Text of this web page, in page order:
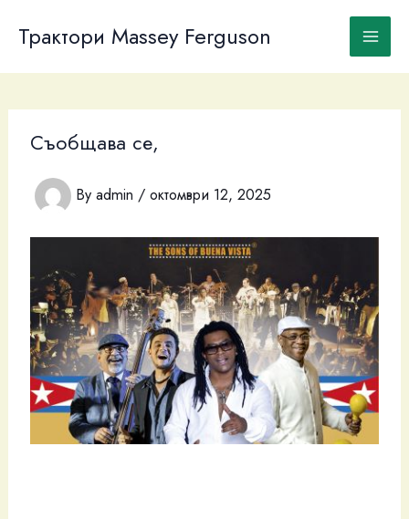
content
Трактори Massey Ferguson
Съобщава се,
By admin / октомври 12, 2025